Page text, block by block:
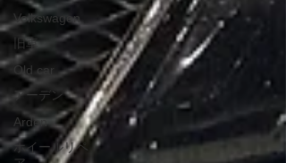
Volkswagen
旧車
Old car
アーデン
Arden
ホイールリペ